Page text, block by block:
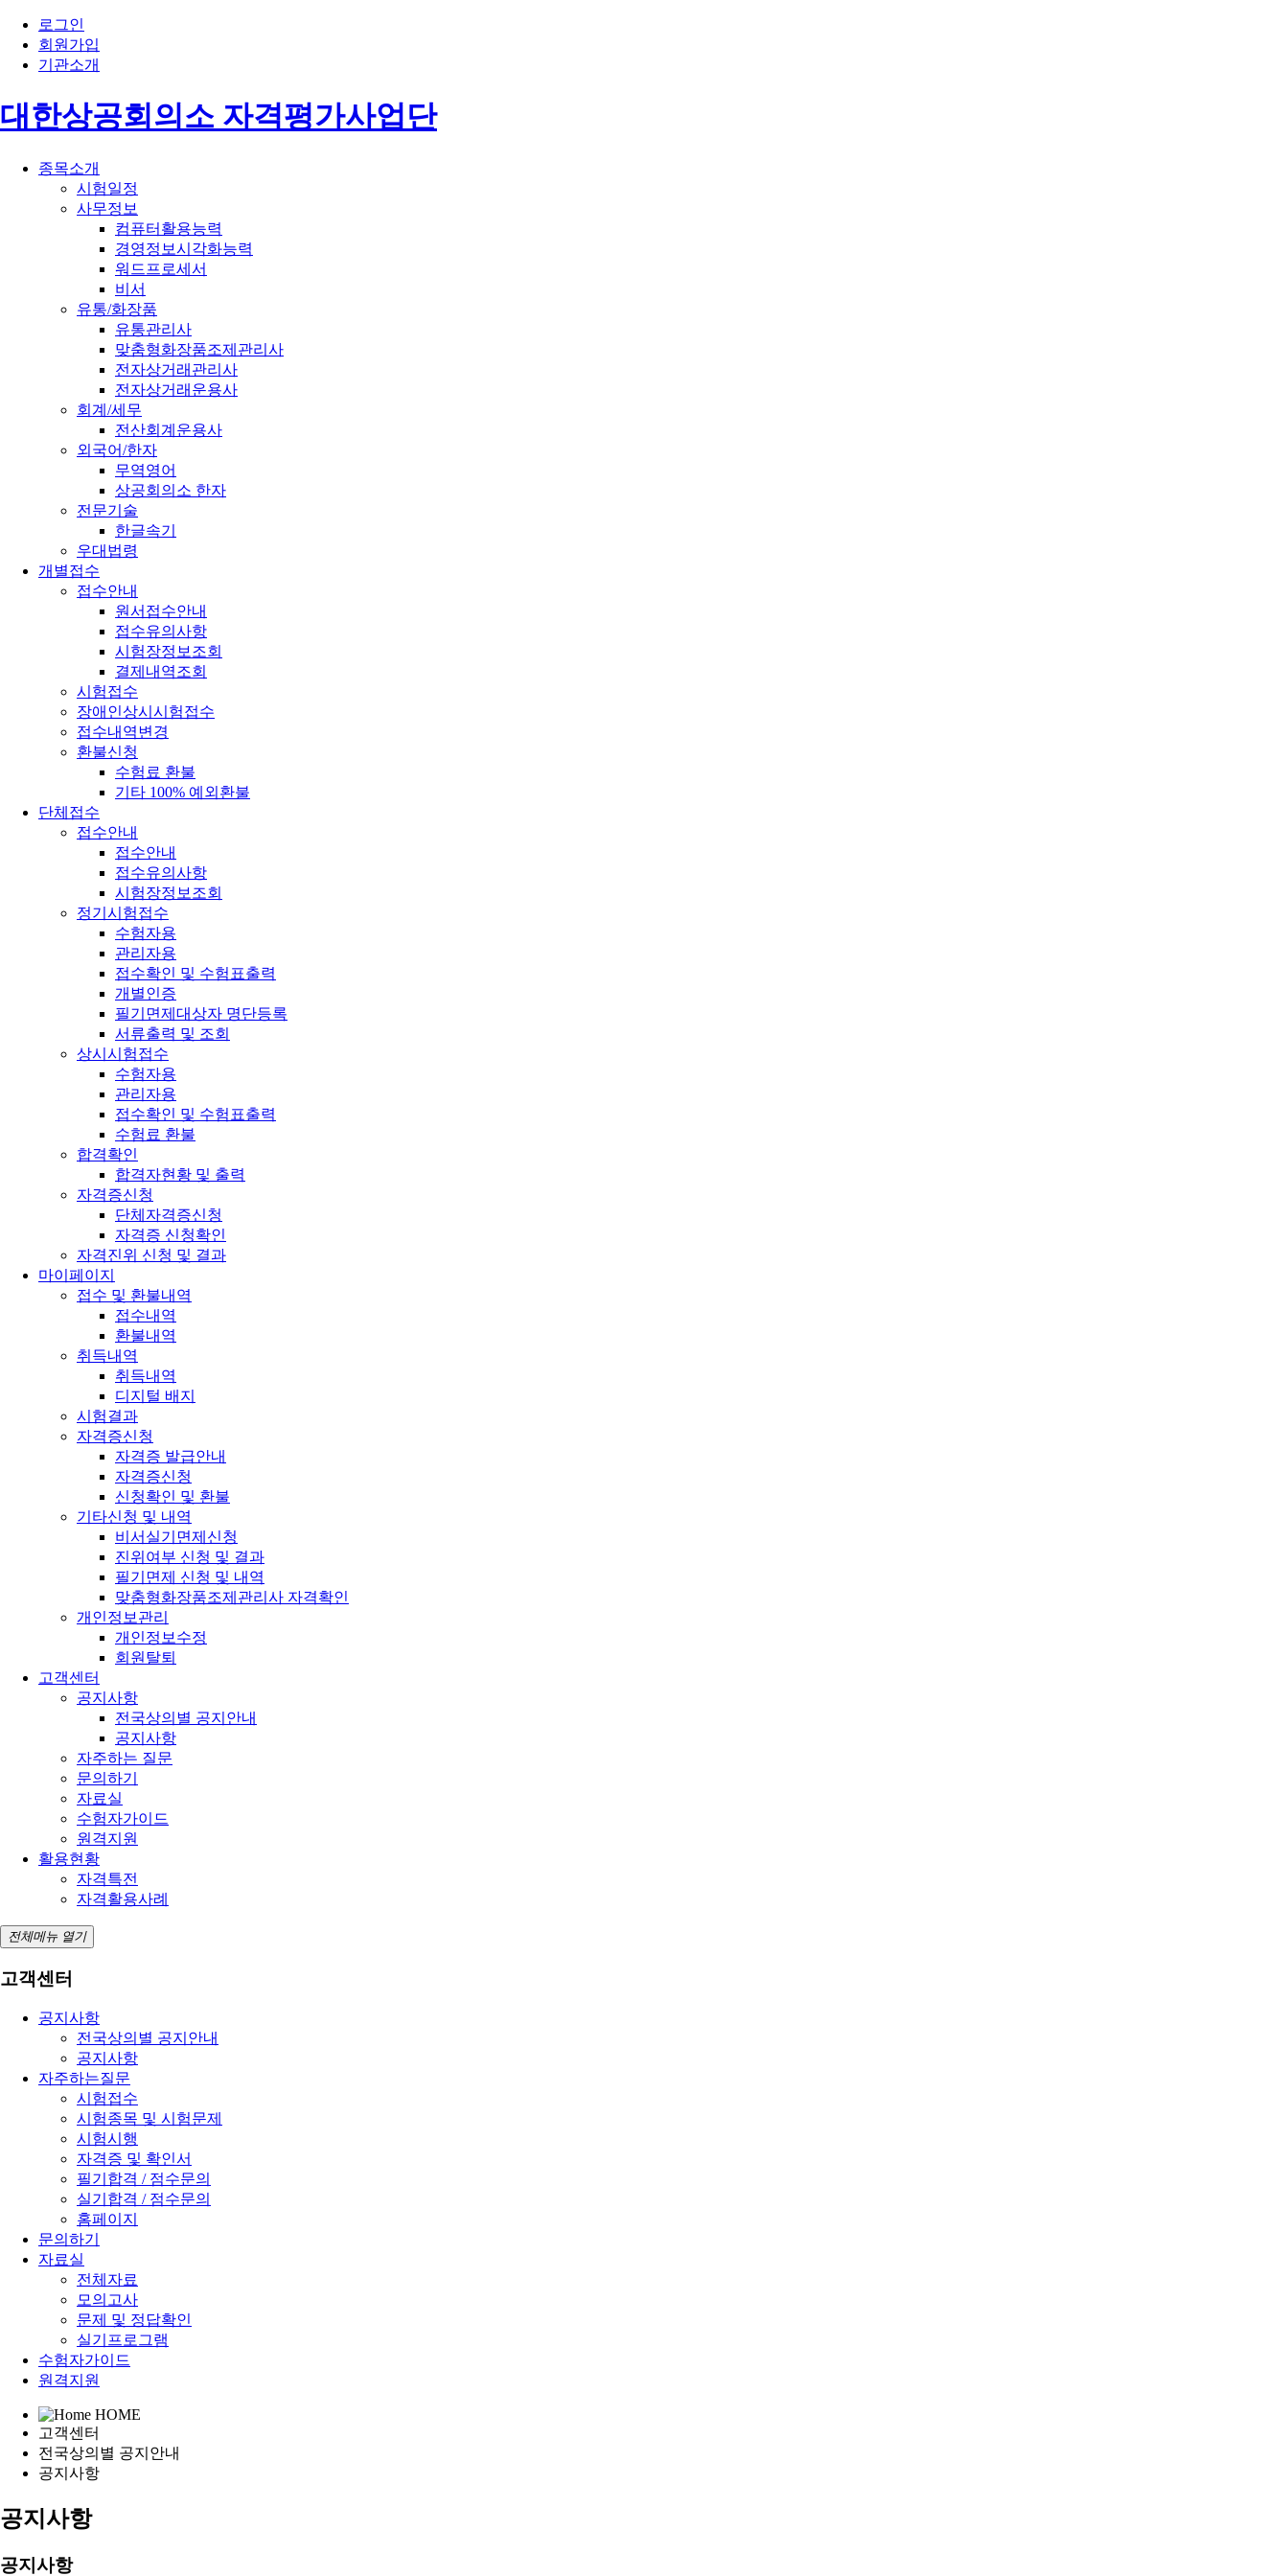
로그인
회원가입
기관소개
대한상공회의소 자격평가사업단
종목소개
시험일정
사무정보
컴퓨터활용능력
경영정보시각화능력
워드프로세서
비서
유통/화장품
유통관리사
맞춤형화장품조제관리사
전자상거래관리사
전자상거래운용사
회계/세무
전산회계운용사
외국어/한자
무역영어
상공회의소 한자
전문기술
한글속기
우대법령
개별접수
접수안내
원서접수안내
접수유의사항
시험장정보조회
결제내역조회
시험접수
장애인상시시험접수
접수내역변경
환불신청
수험료 환불
기타 100% 예외환불
단체접수
접수안내
접수안내
접수유의사항
시험장정보조회
정기시험접수
수험자용
관리자용
접수확인 및 수험표출력
개별인증
필기면제대상자 명단등록
서류출력 및 조회
상시시험접수
수험자용
관리자용
접수확인 및 수험표출력
수험료 환불
합격확인
합격자현황 및 출력
자격증신청
단체자격증신청
자격증 신청확인
자격진위 신청 및 결과
마이페이지
접수 및 환불내역
접수내역
환불내역
취득내역
취득내역
디지털 배지
시험결과
자격증신청
자격증 발급안내
자격증신청
신청확인 및 환불
기타신청 및 내역
비서실기면제신청
진위여부 신청 및 결과
필기면제 신청 및 내역
맞춤형화장품조제관리사 자격확인
개인정보관리
개인정보수정
회원탈퇴
고객센터
공지사항
전국상의별 공지안내
공지사항
자주하는 질문
문의하기
자료실
수험자가이드
원격지원
활용현황
자격특전
자격활용사례
전체메뉴 열기
고객센터
공지사항
전국상의별 공지안내
공지사항
자주하는질문
시험접수
시험종목 및 시험문제
시험시행
자격증 및 확인서
필기합격 / 점수문의
실기합격 / 점수문의
홈페이지
문의하기
자료실
전체자료
모의고사
문제 및 정답확인
실기프로그램
수험자가이드
원격지원
HOME
고객센터
전국상의별 공지안내
공지사항
공지사항
공지사항